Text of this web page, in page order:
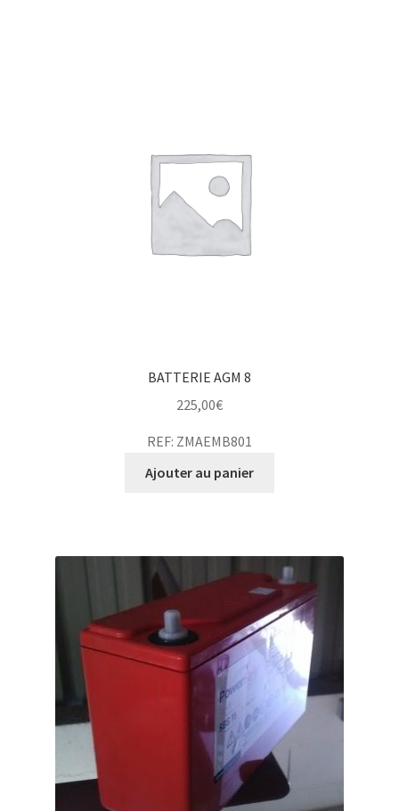
BATTERIE AGM 8
225,00€
REF: ZMAEMB801
Ajouter au panier